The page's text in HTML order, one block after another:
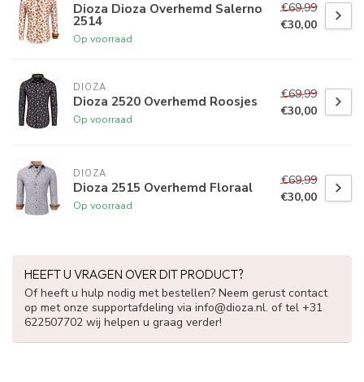
Dioza Dioza Overhemd Salerno
2514
Op voorraad
€69,99
€30,00
DIOZA
Dioza 2520 Overhemd Roosjes
Op voorraad
€69,99
€30,00
DIOZA
Dioza 2515 Overhemd Floraal
Op voorraad
€69,99
€30,00
HEEFT U VRAGEN OVER DIT PRODUCT?
Of heeft u hulp nodig met bestellen? Neem gerust contact
op met onze supportafdeling via info@dioza.nl. of tel +31
622507702 wij helpen u graag verder!